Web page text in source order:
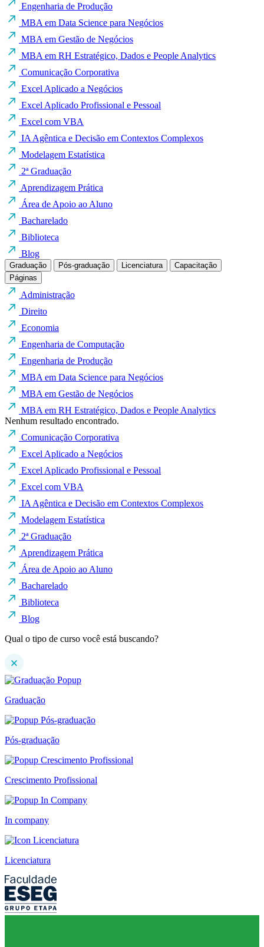
Engenharia de Produção
MBA em Data Science para Negócios
MBA em Gestão de Negócios
MBA em RH Estratégico, Dados e People Analytics
Comunicação Corporativa
Excel Aplicado a Negócios
Excel Aplicado Profissional e Pessoal
Excel com VBA
IA Agêntica e Decisão em Contextos Complexos
Modelagem Estatística
2ª Graduação
Aprendizagem Prática
Área de Apoio ao Aluno
Bacharelado
Biblioteca
Blog
Graduação Pós-graduação Licenciatura
Capacitação
Páginas
Administração
Direito
Economia
Engenharia de Computação
Engenharia de Produção
MBA em Data Science para Negócios
MBA em Gestão de Negócios
MBA em RH Estratégico, Dados e People Analytics
Nenhum resultado encontrado.
Comunicação Corporativa
Excel Aplicado a Negócios
Excel Aplicado Profissional e Pessoal
Excel com VBA
IA Agêntica e Decisão em Contextos Complexos
Modelagem Estatística
2ª Graduação
Aprendizagem Prática
Área de Apoio ao Aluno
Bacharelado
Biblioteca
Blog
Qual o tipo de curso você está buscando?
Graduação
Pós-graduação
Crescimento Profissional
In company
Licenciatura